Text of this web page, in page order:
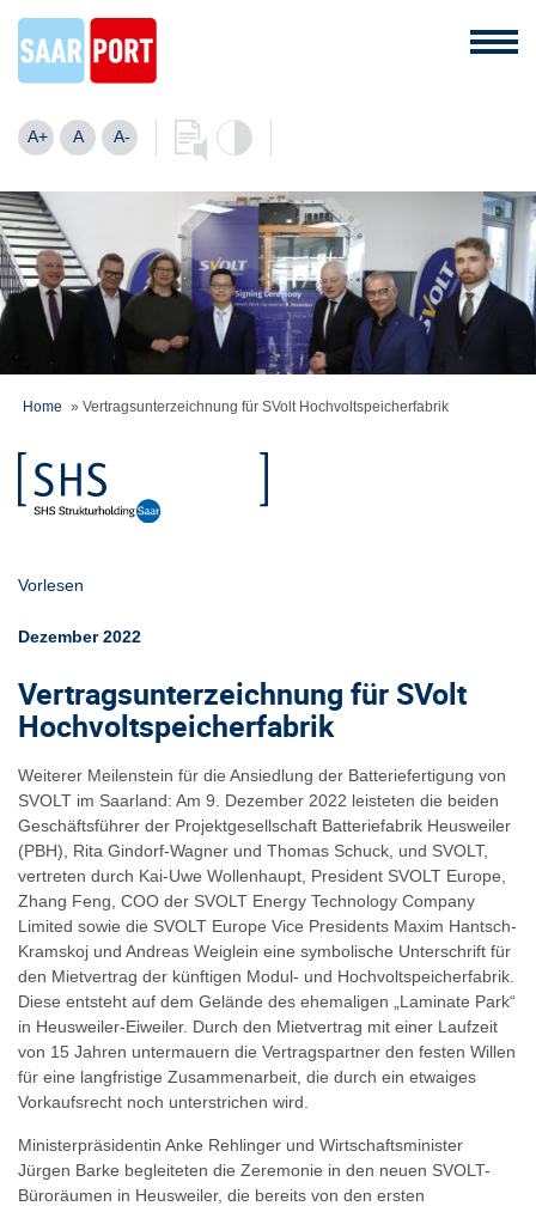
A+ A A-
Home » Vertragsunterzeichnung für SVolt Hochvoltspeicherfabrik
Vorlesen
Dezember 2022
Vertragsunterzeichnung für SVolt
Hochvoltspeicherfabrik
Weiterer Meilenstein für die Ansiedlung der Batteriefertigung von
SVOLT im Saarland: Am 9. Dezember 2022 leisteten die beiden
Geschäftsführer der Projektgesellschaft Batteriefabrik Heusweiler
(PBH), Rita Gindorf-Wagner und Thomas Schuck, und SVOLT,
vertreten durch Kai-Uwe Wollenhaupt, President SVOLT Europe,
Zhang Feng, COO der SVOLT Energy Technology Company
Limited sowie die SVOLT Europe Vice Presidents Maxim Hantsch-
Kramskoj und Andreas Weiglein eine symbolische Unterschrift für
den Mietvertrag der künftigen Modul- und Hochvoltspeicherfabrik.
Diese entsteht auf dem Gelände des ehemaligen „Laminate Park“
in Heusweiler-Eiweiler. Durch den Mietvertrag mit einer Laufzeit
von 15 Jahren untermauern die Vertragspartner den festen Willen
für eine langfristige Zusammenarbeit, die durch ein etwaiges
Vorkaufsrecht noch unterstrichen wird.
Ministerpräsidentin Anke Rehlinger und Wirtschaftsminister
Jürgen Barke begleiteten die Zeremonie in den neuen SVOLT-
Büroräumen in Heusweiler, die bereits von den ersten